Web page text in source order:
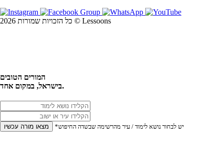
כל הזכויות שמורות 2026 © Lessoons
המורים הטובים
בישראל, במקום אחד.
מצאו מורה עכשיו *יש לבחור נושא לימוד / עיר מהרשימה שבשדה החיפוש